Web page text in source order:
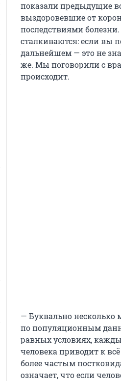
показали предыдущие
выздоровевшие от
последствиями
сталкиваются: если вы
дальнейшем — это не
же. Мы поговорили с
происходит.
— Буквально
по популяционным
равных условиях,
человека приводит к
более частым
означает, что если